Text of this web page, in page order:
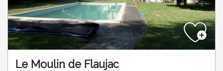
Le Moulin de Flaujac